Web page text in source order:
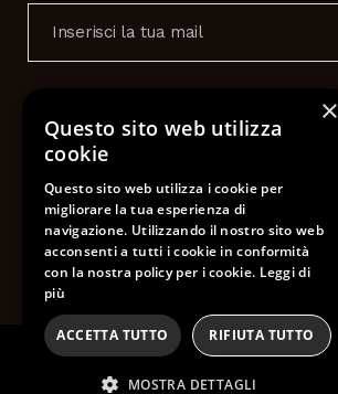
Copyright COEDIL SPA © All Rights
×
Questo sito web utilizza
cookie
Questo sito web utilizza i cookie per
migliorare la tua esperienza di
navigazione. Utilizzando il nostro sito web
acconsenti a tutti i cookie in conformità
con la nostra policy per i cookie. Leggi di
più
ACCETTA TUTTO RIFIUTA TUTTO
MOSTRA DETTAGLI